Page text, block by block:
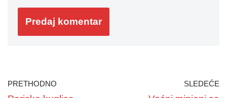
PRETHODNO SLEDEĆE